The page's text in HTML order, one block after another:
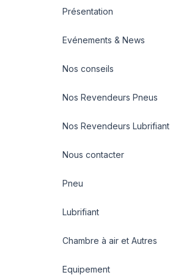
Présentation
Evénements & News
Nos conseils
Nos Revendeurs Pneus
Nos Revendeurs Lubrifiant
Nous contacter
Pneu
Lubrifiant
Chambre à air et Autres
Equipement